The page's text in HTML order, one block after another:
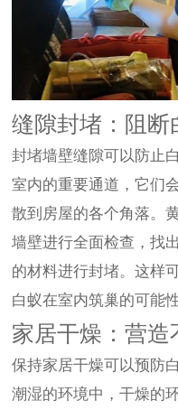
缝隙封堵：阻断
封堵墙壁缝隙可以防止
室内的重要通道，它们
散到房屋的各个角落。
墙壁进行全面检查，找
的材料进行封堵。这样
白蚁在室内筑巢的可能
家居干燥：营造
保持家居干燥可以预防
潮湿的环境中，干燥的